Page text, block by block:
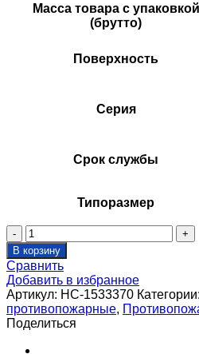
Масса товара с упаковкой
(брутто)
Поверхность
Серия
Срок службы
Типоразмер
Количество
товара
Клапан
противопожарный
SHUFT
SHFDC-
120-
O-
1000_350-
В корзину
Сравнить
Добавить в избранное
Артикул: НС-1533370 Категории:
противопожарные,
Поделиться